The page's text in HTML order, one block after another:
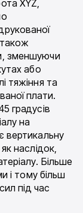
XYZ,
зменшуючи
або
тяжіння та
плати.
градусів
на
вертикальну
наслідок,
Більше
і тому більш
під час